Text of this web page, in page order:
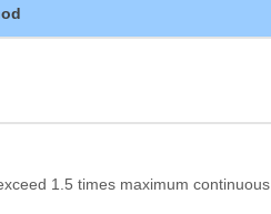
1.5 times maximum continuous